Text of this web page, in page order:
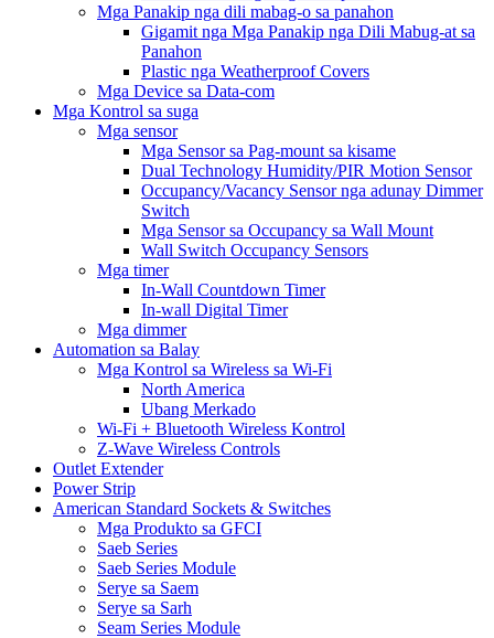
Mga Panakip nga dili mabag-o sa panahon
Gigamit nga Mga Panakip nga Dili Mabug-at sa
Panahon
Plastic nga Weatherproof Covers
Mga Device sa Data-com
Mga Kontrol sa suga
Mga sensor
Mga Sensor sa Pag-mount sa kisame
Dual Technology Humidity/PIR Motion Sensor
Occupancy/Vacancy Sensor nga adunay Dimmer
Switch
Mga Sensor sa Occupancy sa Wall Mount
Wall Switch Occupancy Sensors
Mga timer
In-Wall Countdown Timer
In-wall Digital Timer
Mga dimmer
Automation sa Balay
Mga Kontrol sa Wireless sa Wi-Fi
North America
Ubang Merkado
Wi-Fi + Bluetooth Wireless Kontrol
Z-Wave Wireless Controls
Outlet Extender
Power Strip
American Standard Sockets & Switches
Mga Produkto sa GFCI
Saeb Series
Saeb Series Module
Serye sa Saem
Serye sa Sarh
Seam Series Module